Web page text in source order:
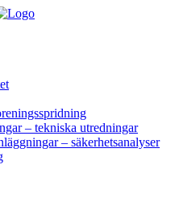
– tekniska utredningar
– säkerhetsanalyser